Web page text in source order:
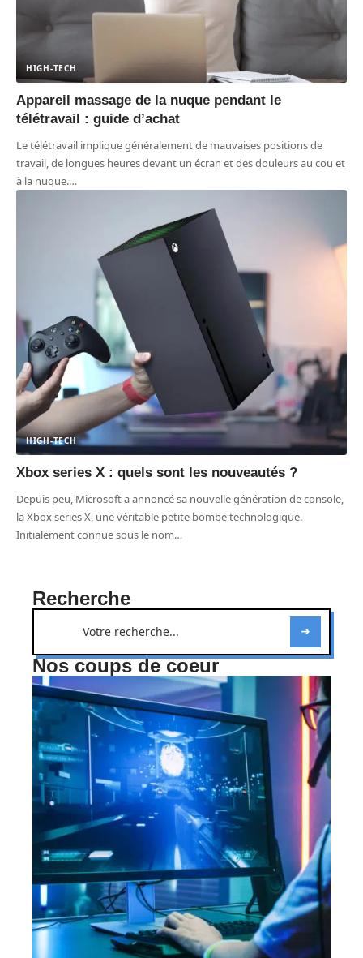
HIGH-TECH
Appareil massage de la nuque pendant le
télétravail : guide d’achat
Le télétravail implique généralement de mauvaises positions de
travail, de longues heures devant un écran et des douleurs au cou et
à la nuque.…
HIGH-TECH
Xbox series X : quels sont les nouveautés ?
Depuis peu, Microsoft a annoncé sa nouvelle génération de console,
la Xbox series X, une véritable petite bombe technologique.
Initialement connue sous le nom…
Recherche
Nos coups de coeur